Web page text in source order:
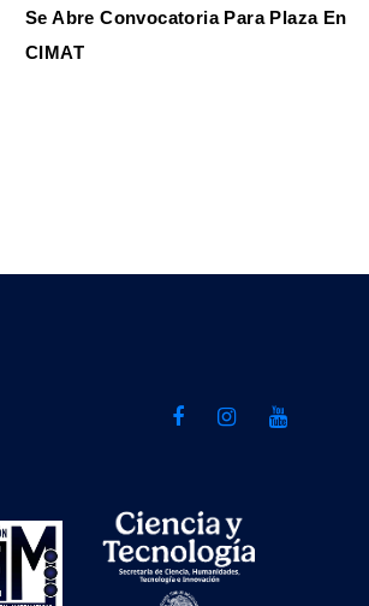
Se Abre Convocatoria Para Plaza En
CIMAT